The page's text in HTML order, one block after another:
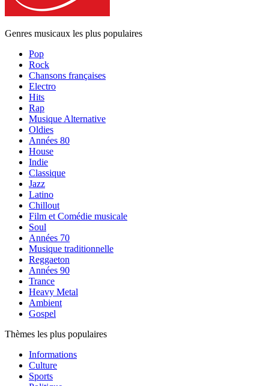
Genres musicaux les plus populaires
Pop
Rock
Chansons françaises
Electro
Hits
Rap
Musique Alternative
Oldies
Années 80
House
Indie
Classique
Jazz
Latino
Chillout
Film et Comédie musicale
Soul
Années 70
Musique traditionnelle
Reggaeton
Années 90
Trance
Heavy Metal
Ambient
Gospel
Thèmes les plus populaires
Informations
Culture
Sports